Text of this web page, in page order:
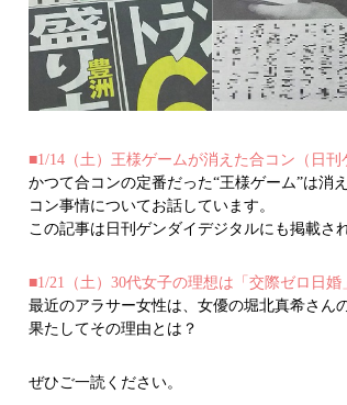
■1/14（土）王様ゲームが消えた合コン（日刊
かつて合コンの定番だった“王様ゲーム”は消
コン事情についてお話しています。
この記事は日刊ゲンダイデジタルにも掲載さ
■1/21（土）30代女子の理想は「交際ゼロ日婚
最近のアラサー女性は、女優の堀北真希さん
果たしてその理由とは？
ぜひご一読ください。